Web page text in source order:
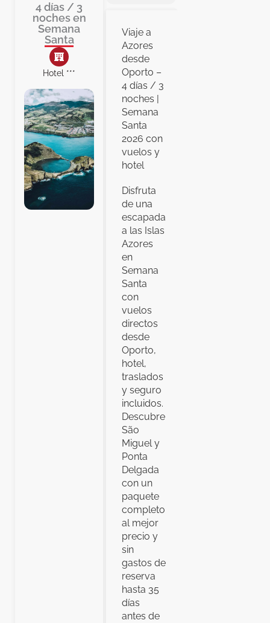
4 días / 3
noches en
Semana
Santa
Hotel ***
Viaje a
Azores
desde
Oporto –
4 días / 3
noches |
Semana
Santa
2026 con
vuelos y
hotel
Disfruta
de una
escapada
a las Islas
Azores
en
Semana
Santa
con
vuelos
directos
desde
Oporto,
hotel,
traslados
y seguro
incluidos.
Descubre
São
Miguel y
Ponta
Delgada
con un
paquete
completo
al mejor
precio y
sin
gastos de
reserva
hasta 35
días
antes de